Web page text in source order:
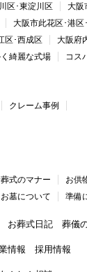
区･東淀川区
大阪
大阪市此花区･港区
区･西成区
大阪府
綺麗な式場 コス
クレーム事例
式のマナー
お供
お墓について 準備
お葬式日記 葬儀
情報 採用情報